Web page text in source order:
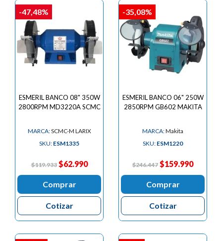
ESMERIL BANCO 08" 350W
2800RPM MD3220A SCMC
MARCA:SCMC-M LARIX
SKU: ESM1335
$119.933 $62.990
Comprar
Cotizar
-47,48%
ESMERIL BANCO 06" 250W
2850RPM GB602 MAKITA
MARCA:Makita
SKU: ESM1220
$246.447 $159.990
Comprar
Cotizar
-35,08%